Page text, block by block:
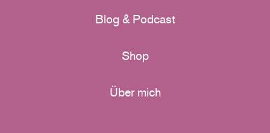
Blog & Podcast
Shop
Über mich